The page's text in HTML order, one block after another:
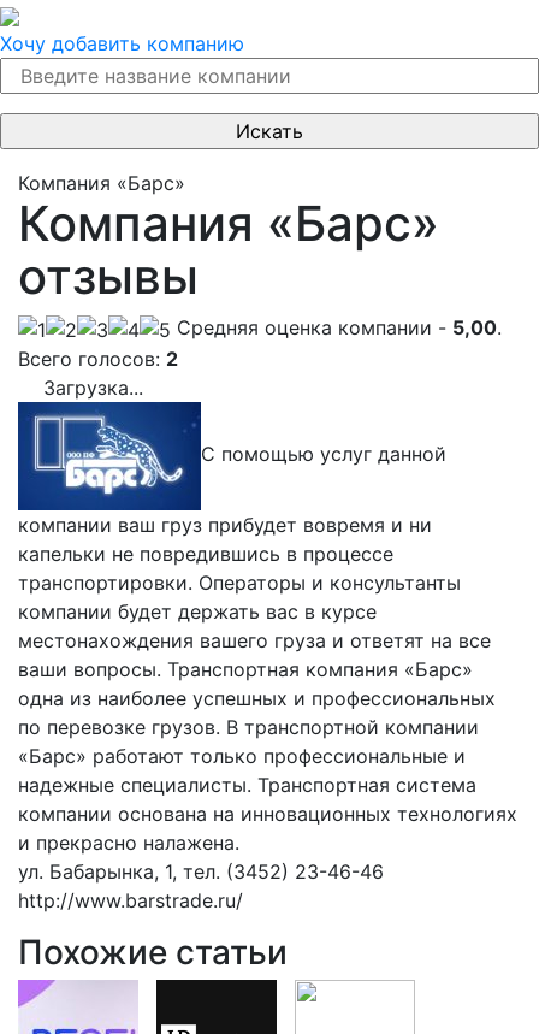
Хочу добавить компанию
Компания «Барс»
Компания «Барс»
отзывы
Cредняя оценка компании - 5,00.
Всего голосов: 2
Загрузка...
С помощью услуг данной
компании ваш груз прибудет вовремя и ни
капельки не повредившись в процессе
транспортировки. Операторы и консультанты
компании будет держать вас в курсе
местонахождения вашего груза и ответят на все
ваши вопросы. Транспортная компания «Барс»
одна из наиболее успешных и профессиональных
по перевозке грузов. В транспортной компании
«Барс» работают только профессиональные и
надежные специалисты. Транспортная система
компании основана на инновационных технологиях
и прекрасно налажена.
ул. Бабарынка, 1, тел. (3452) 23-46-46
http://www.barstrade.ru/
Похожие статьи